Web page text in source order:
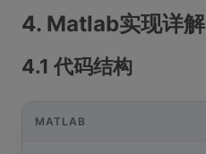
4. Matlab实现详解
4.1 代码结构
MATLAB